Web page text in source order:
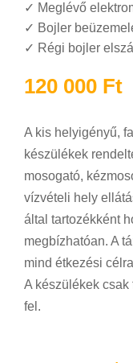
✓ Meglévő
✓ Bojler
✓ Régi bojler
120 000 Ft
A kis helyigényű,
készülékek
mosogató,
vízvételi hely
által tartozékként
megbízhatóan. A
mind étkezési
A készülékek
fel.